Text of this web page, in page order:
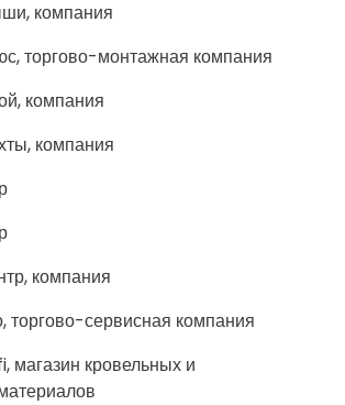
компания
торгово-монтажная компания
компания
компания
компания
торгово-сервисная компания
магазин кровельных и